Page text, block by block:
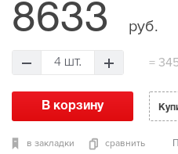
8633 руб.
4 шт. =
в закладки сравнить